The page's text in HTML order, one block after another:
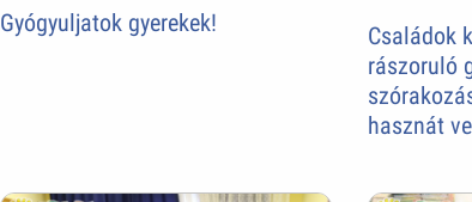
Gyógyuljatok gyerekek!
Családok
rászoruló
hasznát